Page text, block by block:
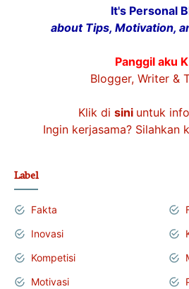
It's Personal
about Tips, Motivation,
Panggil aku
Blogger, Writer &
Klik di sini untuk
Ingin kerjasama? Silahkan
Label
Fakta
Inovasi
Kompetisi
Motivasi